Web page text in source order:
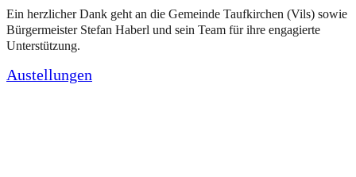
Ein herzlicher Dank geht an die Gemeinde Taufkirchen (Vils) sowie
Bürgermeister Stefan Haberl und sein Team für ihre engagierte
Unterstützung.
Austellungen